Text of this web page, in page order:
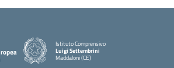
Istituto Comprensivo
Luigi Settembrini
Maddaloni (CE)